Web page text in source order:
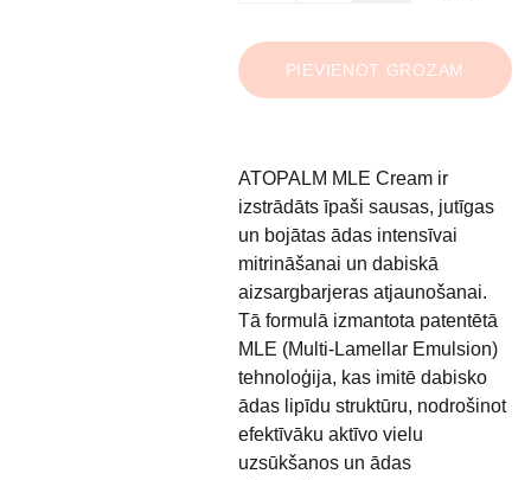
PIEVIENOT GROZAM
ATOPALM MLE Cream ir
izstrādāts īpaši sausas, jutīgas
un bojātas ādas intensīvai
mitrināšanai un dabiskā
aizsargbarjeras atjaunošanai.
Tā formulā izmantota patentētā
MLE (Multi-Lamellar Emulsion)
tehnoloģija, kas imitē dabisko
ādas lipīdu struktūru, nodrošinot
efektīvāku aktīvo vielu
uzsūkšanos un ādas